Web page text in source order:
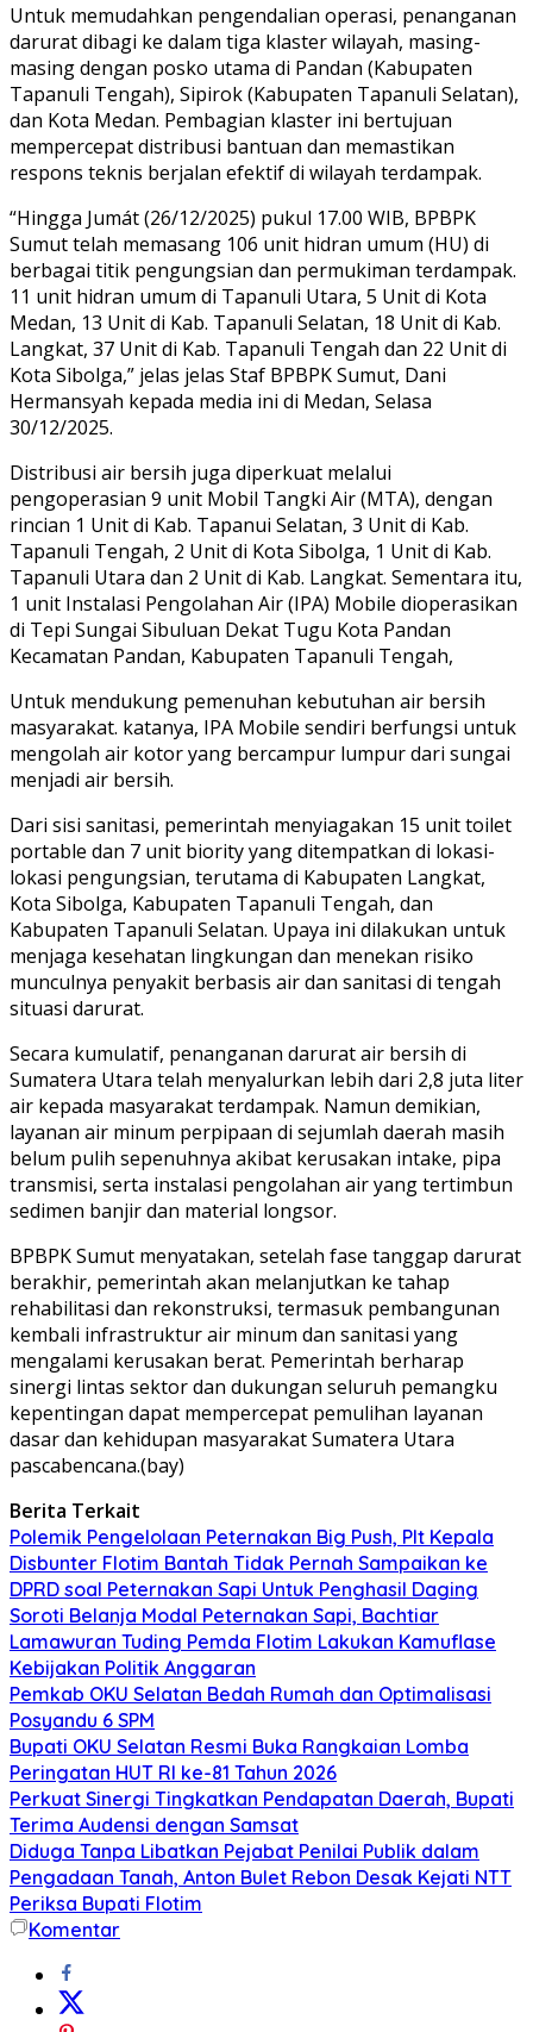
Untuk memudahkan pengendalian operasi, penanganan
darurat dibagi ke dalam tiga klaster wilayah, masing-
masing dengan posko utama di Pandan (Kabupaten
Tapanuli Tengah), Sipirok (Kabupaten Tapanuli Selatan),
dan Kota Medan. Pembagian klaster ini bertujuan
mempercepat distribusi bantuan dan memastikan
respons teknis berjalan efektif di wilayah terdampak.
“Hingga Jumát (26/12/2025) pukul 17.00 WIB, BPBPK
Sumut telah memasang 106 unit hidran umum (HU) di
berbagai titik pengungsian dan permukiman terdampak.
11 unit hidran umum di Tapanuli Utara, 5 Unit di Kota
Medan, 13 Unit di Kab. Tapanuli Selatan, 18 Unit di Kab.
Langkat, 37 Unit di Kab. Tapanuli Tengah dan 22 Unit di
Kota Sibolga,” jelas jelas Staf BPBPK Sumut, Dani
Hermansyah kepada media ini di Medan, Selasa
30/12/2025.
Distribusi air bersih juga diperkuat melalui
pengoperasian 9 unit Mobil Tangki Air (MTA), dengan
rincian 1 Unit di Kab. Tapanui Selatan, 3 Unit di Kab.
Tapanuli Tengah, 2 Unit di Kota Sibolga, 1 Unit di Kab.
Tapanuli Utara dan 2 Unit di Kab. Langkat. Sementara itu,
1 unit Instalasi Pengolahan Air (IPA) Mobile dioperasikan
di Tepi Sungai Sibuluan Dekat Tugu Kota Pandan
Kecamatan Pandan, Kabupaten Tapanuli Tengah,
Untuk mendukung pemenuhan kebutuhan air bersih
masyarakat. katanya, IPA Mobile sendiri berfungsi untuk
mengolah air kotor yang bercampur lumpur dari sungai
menjadi air bersih.
Dari sisi sanitasi, pemerintah menyiagakan 15 unit toilet
portable dan 7 unit biority yang ditempatkan di lokasi-
lokasi pengungsian, terutama di Kabupaten Langkat,
Kota Sibolga, Kabupaten Tapanuli Tengah, dan
Kabupaten Tapanuli Selatan. Upaya ini dilakukan untuk
menjaga kesehatan lingkungan dan menekan risiko
munculnya penyakit berbasis air dan sanitasi di tengah
situasi darurat.
Secara kumulatif, penanganan darurat air bersih di
Sumatera Utara telah menyalurkan lebih dari 2,8 juta liter
air kepada masyarakat terdampak. Namun demikian,
layanan air minum perpipaan di sejumlah daerah masih
belum pulih sepenuhnya akibat kerusakan intake, pipa
transmisi, serta instalasi pengolahan air yang tertimbun
sedimen banjir dan material longsor.
BPBPK Sumut menyatakan, setelah fase tanggap darurat
berakhir, pemerintah akan melanjutkan ke tahap
rehabilitasi dan rekonstruksi, termasuk pembangunan
kembali infrastruktur air minum dan sanitasi yang
mengalami kerusakan berat. Pemerintah berharap
sinergi lintas sektor dan dukungan seluruh pemangku
kepentingan dapat mempercepat pemulihan layanan
dasar dan kehidupan masyarakat Sumatera Utara
pascabencana.(bay)
Berita Terkait
Polemik Pengelolaan Peternakan Big Push, Plt Kepala
Disbunter Flotim Bantah Tidak Pernah Sampaikan ke
DPRD soal Peternakan Sapi Untuk Penghasil Daging
Soroti Belanja Modal Peternakan Sapi, Bachtiar
Lamawuran Tuding Pemda Flotim Lakukan Kamuflase
Kebijakan Politik Anggaran
Pemkab OKU Selatan Bedah Rumah dan Optimalisasi
Posyandu 6 SPM
Bupati OKU Selatan Resmi Buka Rangkaian Lomba
Peringatan HUT RI ke-81 Tahun 2026
Perkuat Sinergi Tingkatkan Pendapatan Daerah, Bupati
Terima Audensi dengan Samsat
Diduga Tanpa Libatkan Pejabat Penilai Publik dalam
Pengadaan Tanah, Anton Bulet Rebon Desak Kejati NTT
Periksa Bupati Flotim
Komentar